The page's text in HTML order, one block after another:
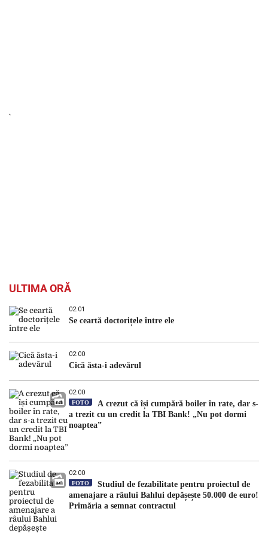
ULTIMA ORĂ
02:01
Se ceartă doctorițele între ele
02:00
Cică ăsta-i adevărul
02:00
FOTO
A crezut că își cumpără boiler în rate, dar s-
a trezit cu un credit la TBI Bank! „Nu pot dormi
noaptea”
02:00
FOTO
Studiul de fezabilitate pentru proiectul de
amenajare a râului Bahlui depășește 50.000 de euro!
Primăria a semnat contractul